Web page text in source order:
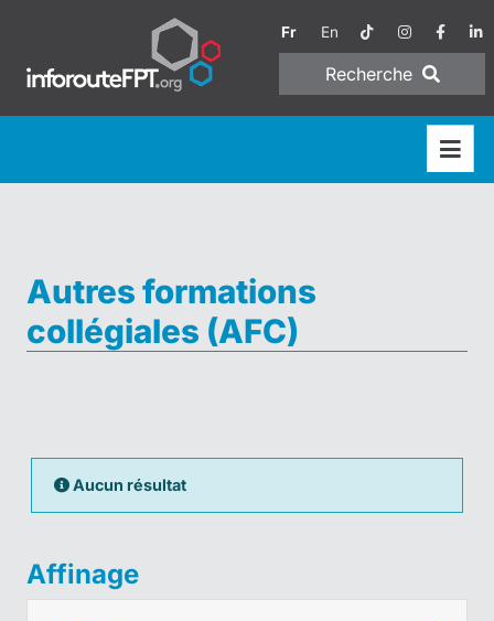
Fr En
Recherche
Autres formations
collégiales (AFC)
Aucun résultat
Affinage